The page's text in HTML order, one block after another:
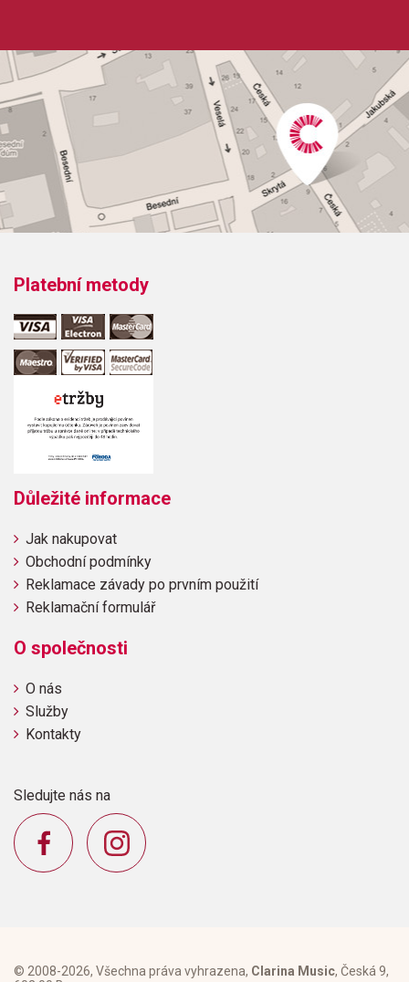
Odběr minimálně 1 kus
Výrobce: Hal Leonard Corporation
Obsahuje:
Back in the U.S.S.R.BlackbirdDay TripperGet BackA Hard
Platební metody
Důležité informace
Jak nakupovat
Obchodní podmínky
Reklamace závady po prvním použití
Reklamační formulář
O společnosti
O nás
Služby
Kontakty
Sledujte nás na
© 2008-2026, Všechna práva vyhrazena, Clarina Music, Česká 9,